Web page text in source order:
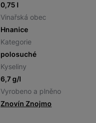
0,75 l
Vinařská obec
Hnanice
Kategorie
polosuché
Kyseliny
6,7 g/l
Vyrobeno a plněno
Znovín Znojmo